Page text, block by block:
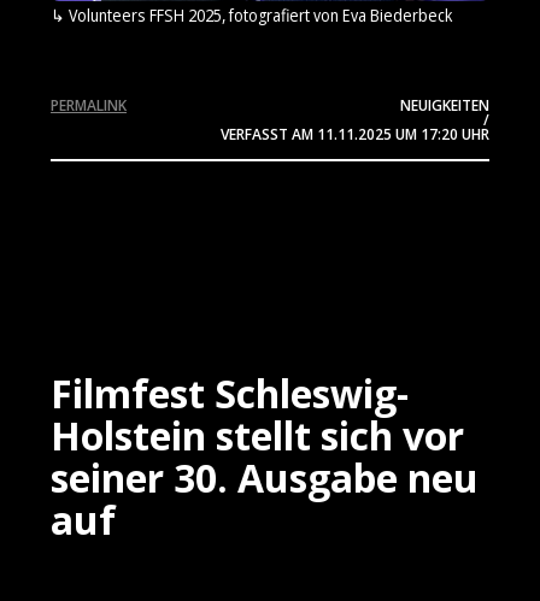
Volunteers FFSH 2025, fotografiert von Eva Biederbeck
NEUIGKEITEN
/
VERFASST AM 11.11.2025 UM 17:20 UHR
PERMALINK
Filmfest Schleswig-
Holstein stellt sich vor
seiner 30. Ausgabe neu
auf